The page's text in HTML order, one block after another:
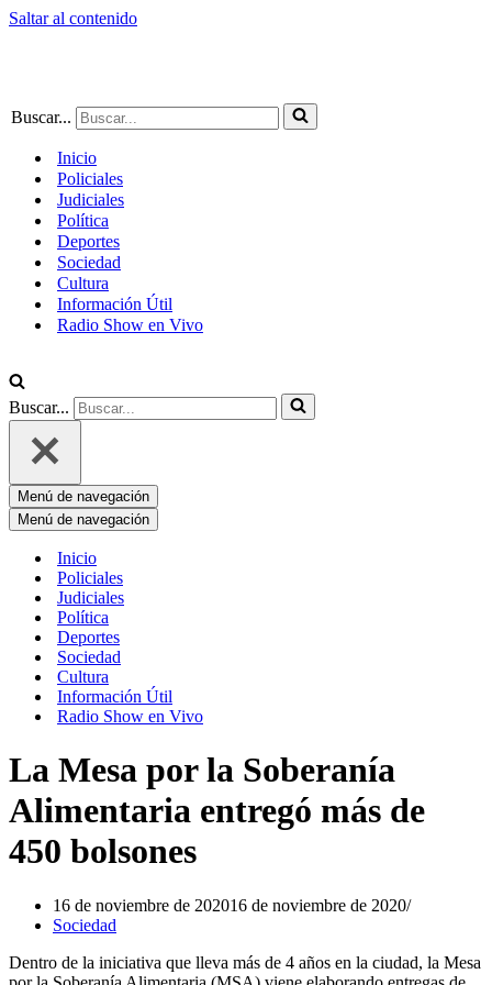
Saltar al contenido
Buscar...
Inicio
Policiales
Judiciales
Política
Deportes
Sociedad
Cultura
Información Útil
Radio Show en Vivo
Buscar...
Menú de navegación
Menú de navegación
Inicio
Policiales
Judiciales
Política
Deportes
Sociedad
Cultura
Información Útil
Radio Show en Vivo
La Mesa por la Soberanía
Alimentaria entregó más de
450 bolsones
16 de noviembre de 202016 de noviembre de 2020
Sociedad
Dentro de la iniciativa que lleva más de 4 años en la ciudad, la Mesa